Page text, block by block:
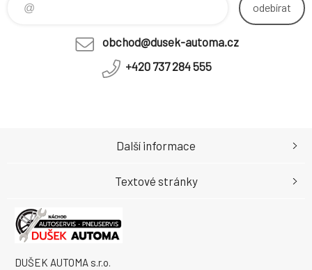
odebírat
obchod@dusek-automa.cz
+420 737 284 555
DUŠEK AUTOMA s.r.o.
Další informace
Textové stránky